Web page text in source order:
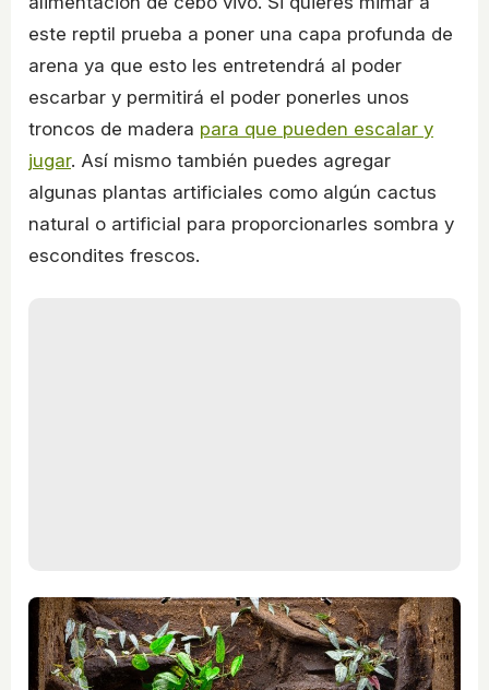
este reptil prueba a poner una capa profunda de
arena ya que esto les entretendrá al poder
escarbar y permitirá el poder ponerles unos
troncos de madera para que pueden escalar y
jugar. Así mismo también puedes agregar
algunas plantas artificiales como algún cactus
natural o artificial para proporcionarles sombra y
escondites frescos.